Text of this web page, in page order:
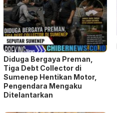
Diduga Bergaya Preman,
Tiga Debt Collector di
Sumenep Hentikan Motor,
Pengendara Mengaku
Ditelantarkan